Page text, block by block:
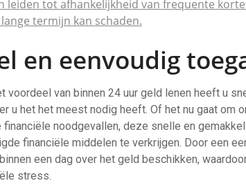
leiden tot afhankelijkheid van frequente
termijn kan schaden.
en eenvoudig
voordeel van binnen 24 uur geld lenen heeft u
u het het meest nodig heeft. Of het nu gaat om
financiële noodgevallen, deze snelle en
financiële middelen te verkrijgen. Door een
een dag over het geld beschikken,
stress.